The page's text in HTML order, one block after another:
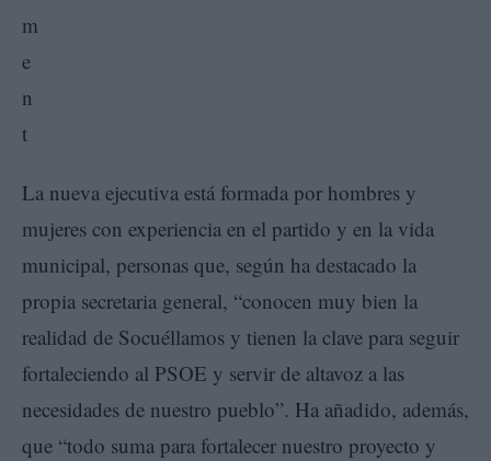
La nueva ejecutiva está formada por hombres y
mujeres con experiencia en el partido y en la vida
municipal, personas que, según ha destacado la
propia secretaria general, “conocen muy bien la
realidad de Socuéllamos y tienen la clave para seguir
fortaleciendo al PSOE y servir de altavoz a las
necesidades de nuestro pueblo”. Ha añadido, además,
que “todo suma para fortalecer nuestro proyecto y